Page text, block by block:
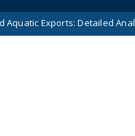
Analysis and Strategic